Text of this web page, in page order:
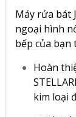
Máy rửa bát
ngoại hình
bếp của bạn
Hoàn
kim loại